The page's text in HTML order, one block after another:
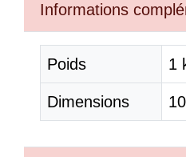
Informations
Poids 1
Dimensions